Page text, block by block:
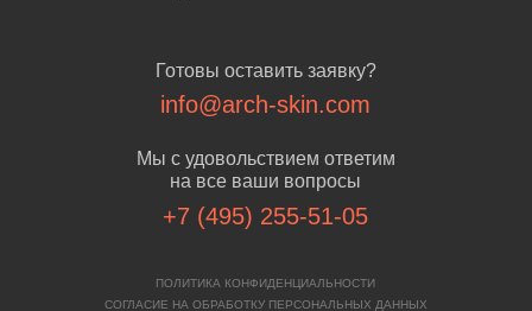
Готовы оставить заявку?
info@arch-skin.com
Мы с удовольствием ответим
на все ваши вопросы
+7 (495) 255-51-05
ПОЛИТИКА КОНФИДЕНЦИАЛЬНОСТИ
СОГЛАСИЕ НА ОБРАБОТКУ ПЕРСОНАЛЬНЫХ ДАННЫХ